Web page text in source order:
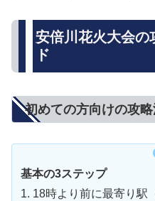
安倍川花火大会の
ド
初めての方向けの攻
基本の3ステップ
1. 18時より前に最寄り駅